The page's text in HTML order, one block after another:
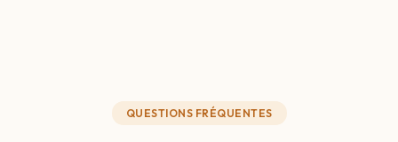
QUESTIONS FRÉQUENTES